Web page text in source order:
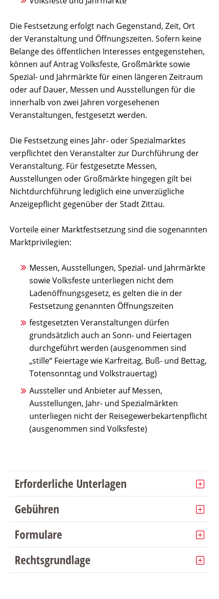
Die Festsetzung erfolgt nach Gegenstand, Zeit, Ort
der Veranstaltung und Öffnungszeiten. Sofern keine
Belange des öffentlichen Interesses entgegenstehen,
können auf Antrag Volksfeste, Großmärkte sowie
Spezial- und Jahrmärkte für einen längeren Zeitraum
oder auf Dauer, Messen und Ausstellungen für die
innerhalb von zwei Jahren vorgesehenen
Veranstaltungen, festgesetzt werden.
Die Festsetzung eines Jahr- oder Spezialmarktes
verpflichtet den Veranstalter zur Durchführung der
Veranstaltung. Für festgesetzte Messen,
Ausstellungen oder Großmärkte hingegen gilt bei
Nichtdurchführung lediglich eine unverzügliche
Anzeigepflicht gegenüber der Stadt Zittau.
Vorteile einer Marktfestsetzung sind die sogenannten
Marktprivilegien:
Messen, Ausstellungen, Spezial- und Jahrmärkte
sowie Volksfeste unterliegen nicht dem
Ladenöffnungsgesetz, es gelten die in der
Festsetzung genannten Öffnungszeiten
festgesetzten Veranstaltungen dürfen
grundsätzlich auch an Sonn- und Feiertagen
durchgeführt werden (ausgenommen sind
„stille“ Feiertage wie Karfreitag, Buß- und Bettag,
Totensonntag und Volkstrauertag)
Aussteller und Anbieter auf Messen,
Ausstellungen, Jahr- und Spezialmärkten
unterliegen nicht der Reisegewerbekartenpflicht
(ausgenommen sind Volksfeste)
Erforderliche Unterlagen
Gebühren
Formulare
Rechtsgrundlage